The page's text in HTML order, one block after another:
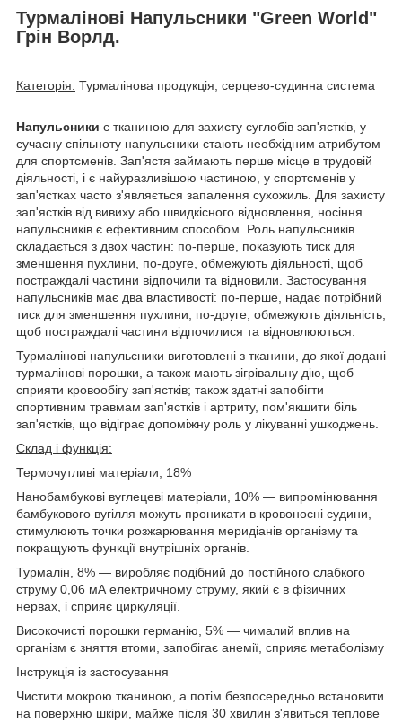
Турмалінові Напульсники "Green World"
Грін Ворлд.
Категорія: Турмалінова продукція, серцево-судинна система
Напульсники є тканиною для захисту суглобів зап'ястків, у
сучасну спільноту напульсники стають необхідним атрибутом
для спортсменів. Зап'ястя займають перше місце в трудовій
діяльності, і є найуразливішою частиною, у спортсменів у
зап'ястках часто з'являється запалення сухожиль. Для захисту
зап'ястків від вивиху або швидкісного відновлення, носіння
напульсників є ефективним способом. Роль напульсників
складається з двох частин: по-перше, показують тиск для
зменшення пухлини, по-друге, обмежують діяльності, щоб
постраждалі частини відпочили та відновили. Застосування
напульсників має два властивості: по-перше, надає потрібний
тиск для зменшення пухлини, по-друге, обмежують діяльність,
щоб постраждалі частини відпочилися та відновлюються.
Турмалінові напульсники виготовлені з тканини, до якої додані
турмалінові порошки, а також мають зігрівальну дію, щоб
сприяти кровообігу зап'ястків; також здатні запобігти
спортивним травмам зап'ястків і артриту, пом'якшити біль
зап'ястків, що відіграє допоміжну роль у лікуванні ушкоджень.
Склад і функція:
Термочутливі матеріали, 18%
Нанобамбукові вуглецеві матеріали, 10% — випромінювання
бамбукового вугілля можуть проникати в кровоносні судини,
стимулюють точки розжарювання меридіанів організму та
покращують функції внутрішніх органів.
Турмалін, 8% — виробляє подібний до постійного слабкого
струму 0,06 мА електричному струму, який є в фізичних
нервах, і сприяє циркуляції.
Високочисті порошки германію, 5% — чималий вплив на
організм є зняття втоми, запобігає анемії, сприяє метаболізму
Інструкція із застосування
Чистити мокрою тканиною, а потім безпосередньо встановити
на поверхню шкіри, майже після 30 хвилин з'явиться теплове